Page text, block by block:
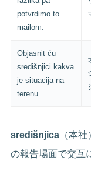
potvrdimo to
mailom.
Objasnit ću
središnjici kakva
je situacija na
terenu.
središnjica （本社
の報告場面で交互